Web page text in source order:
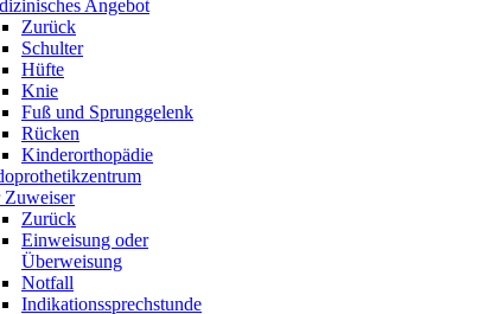
Angebot
Zurück
Schulter
Hüfte
Knie
Fuß und Sprunggelenk
Rücken
Kinderorthopädie
Zuweiser
Zurück
Einweisung oder
Überweisung
Notfall
Indikationssprechstunde